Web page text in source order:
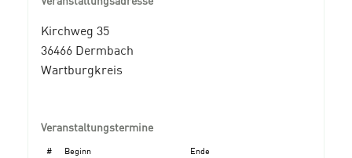
Kirchweg 35
36466 Dermbach
Wartburgkreis
Veranstaltungstermine
# Beginn
Ende